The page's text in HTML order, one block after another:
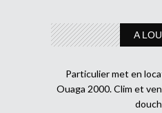
A
Particulier met en
Ouaga 2000. Clim et